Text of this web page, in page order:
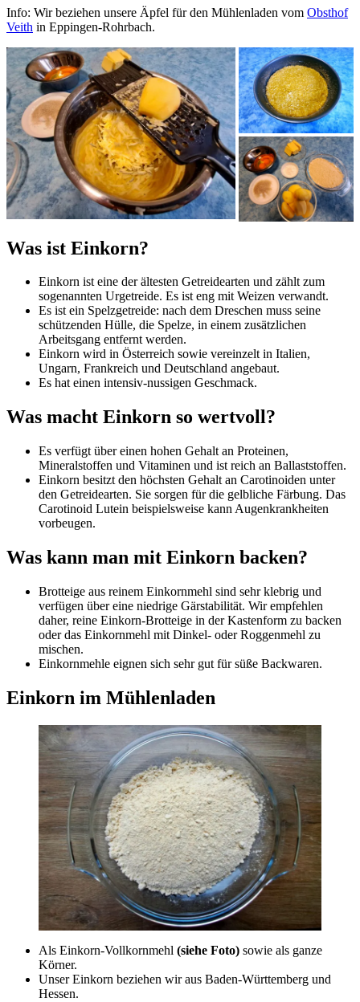
Info: Wir beziehen unsere Äpfel für den Mühlenladen vom Obsthof
Veith in Eppingen-Rohrbach.
Was ist Einkorn?
Einkorn ist eine der ältesten Getreidearten und zählt zum
sogenannten Urgetreide. Es ist eng mit Weizen verwandt.
Es ist ein Spelzgetreide: nach dem Dreschen muss seine
schützenden Hülle, die Spelze, in einem zusätzlichen
Arbeitsgang entfernt werden.
Einkorn wird in Österreich sowie vereinzelt in Italien,
Ungarn, Frankreich und Deutschland angebaut.
Es hat einen intensiv-nussigen Geschmack.
Was macht Einkorn so wertvoll?
Es verfügt über einen hohen Gehalt an Proteinen,
Mineralstoffen und Vitaminen und ist reich an Ballaststoffen.
Einkorn besitzt den höchsten Gehalt an Carotinoiden unter
den Getreidearten. Sie sorgen für die gelbliche Färbung. Das
Carotinoid Lutein beispielsweise kann Augenkrankheiten
vorbeugen.
Was kann man mit Einkorn backen?
Brotteige aus reinem Einkornmehl sind sehr klebrig und
verfügen über eine niedrige Gärstabilität. Wir empfehlen
daher, reine Einkorn-Brotteige in der Kastenform zu backen
oder das Einkornmehl mit Dinkel- oder Roggenmehl zu
mischen.
Einkornmehle eignen sich sehr gut für süße Backwaren.
Einkorn im Mühlenladen
Als Einkorn-Vollkornmehl (siehe Foto) sowie als ganze
Körner.
Unser Einkorn beziehen wir aus Baden-Württemberg und
Hessen.